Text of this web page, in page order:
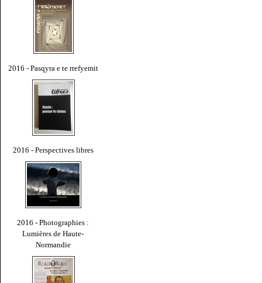
2016 - Pasqyra e te rrefyemit
2016 - Perspectives libres
2016 - Photographies :
Lumières de Haute-
Normandie